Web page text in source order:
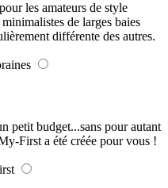
les amateurs de style
de larges baies
différente des autres.
petit budget...sans pour autant
First a été créée pour vous !